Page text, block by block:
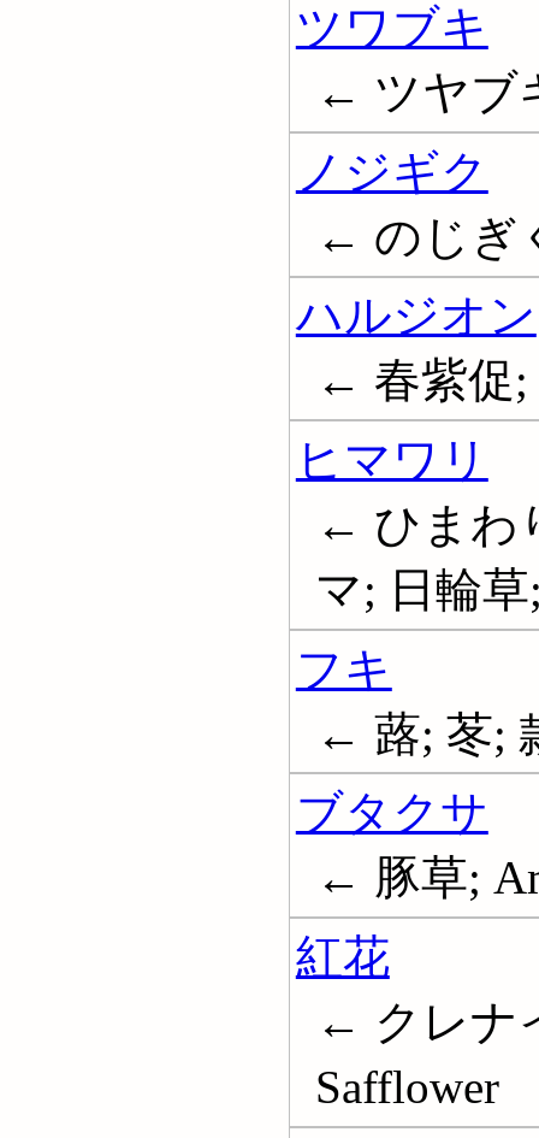
ツワブキ
← ツヤブ
ノジギク
← のじぎ
ハルジオン
← 春紫促;
ヒマワリ
← ひまわ
マ; 日輪草
フキ
← 蕗; 苳;
ブタクサ
← 豚草;
紅花
← クレナ
Safflower